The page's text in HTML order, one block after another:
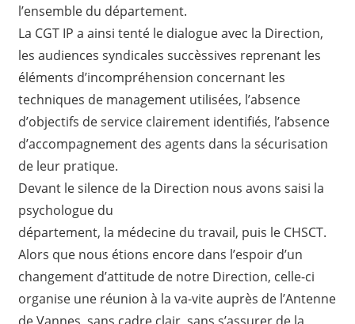
l’ensemble du département.
La CGT IP a ainsi tenté le dialogue avec la Direction,
les audiences syndicales succèssives reprenant les
éléments d’incompréhension concernant les
techniques de management utilisées, l’absence
d’objectifs de service clairement identifiés, l’absence
d’accompagnement des agents dans la sécurisation
de leur pratique.
Devant le silence de la Direction nous avons saisi la
psychologue du
département, la médecine du travail, puis le CHSCT.
Alors que nous étions encore dans l’espoir d’un
changement d’attitude de notre Direction, celle-ci
organise une réunion à la va-vite auprès de l’Antenne